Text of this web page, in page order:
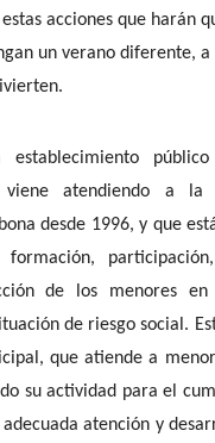
acciones que harán
un verano diferente, a
viene atendiendo a la
desde 1996, y que
formación,
de los menores en
de riesgo social.
que atiende a
su actividad para el
atención y